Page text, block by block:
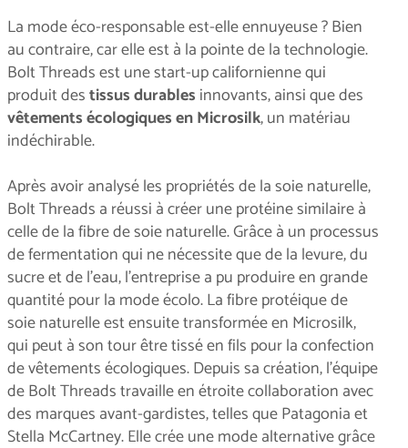
La mode éco-responsableest-elle ennuyeuse ? Bien
au contraire, car elle est à la pointe de la technologie.
Bolt Threads est une start-up californienne qui
produit destissus durables innovants, ainsi que des
vêtements écologiques en Microsilk, un matériau
indéchirable.
Après avoir analysé les propriétés de la soie naturelle,
Bolt Threads a réussi à créer une protéine similaire à
celle de la fibre de soie naturelle. Grâce à un processus
de fermentation qui ne nécessite que de la levure, du
sucre et de l'eau, l'entreprise a pu produire en grande
quantité pour la mode écolo. La fibre protéique de
soie naturelle est ensuite transformée en Microsilk,
qui peut à son tour être tissé en fils pour la confection
de vêtements écologiques. Depuis sa création, l'équipe
de Bolt Threads travaille en étroite collaboration avec
des marques avant-gardistes, telles que Patagonia et
Stella McCartney. Elle crée une mode alternative grâce